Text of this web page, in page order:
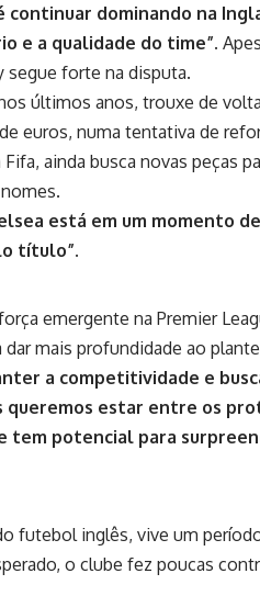
continuar dominando na
e a qualidade do time”.
forte na disputa.
últimos anos, trouxe de
euros, numa tentativa de
ainda busca novas peças
está em um momento
título”.
emergente na Premier
mais profundidade ao
a competitividade e
estar entre os
tem potencial para
futebol inglês, vive um
o clube fez poucas